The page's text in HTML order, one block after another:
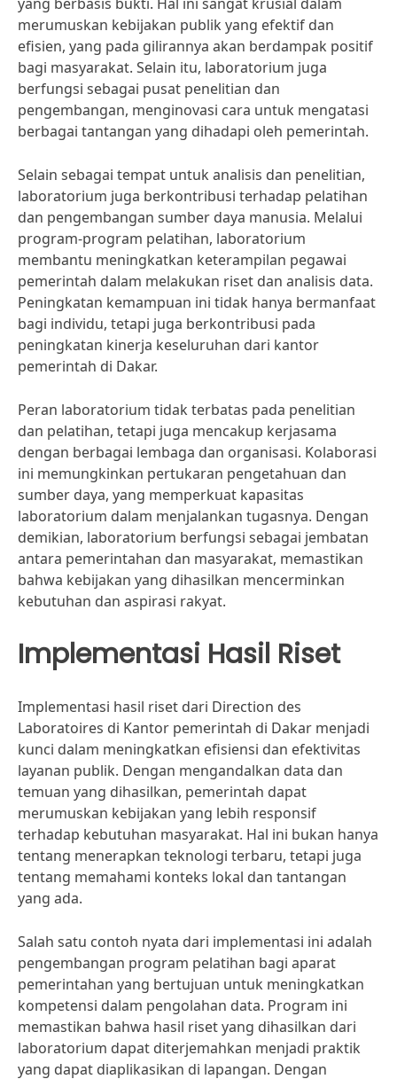
merumuskan kebijakan publik yang efektif dan
efisien, yang pada gilirannya akan berdampak positif
bagi masyarakat. Selain itu, laboratorium juga
berfungsi sebagai pusat penelitian dan
pengembangan, menginovasi cara untuk mengatasi
berbagai tantangan yang dihadapi oleh pemerintah.
Selain sebagai tempat untuk analisis dan penelitian,
laboratorium juga berkontribusi terhadap pelatihan
dan pengembangan sumber daya manusia. Melalui
program-program pelatihan, laboratorium
membantu meningkatkan keterampilan pegawai
pemerintah dalam melakukan riset dan analisis data.
Peningkatan kemampuan ini tidak hanya bermanfaat
bagi individu, tetapi juga berkontribusi pada
peningkatan kinerja keseluruhan dari kantor
pemerintah di Dakar.
Peran laboratorium tidak terbatas pada penelitian
dan pelatihan, tetapi juga mencakup kerjasama
dengan berbagai lembaga dan organisasi. Kolaborasi
ini memungkinkan pertukaran pengetahuan dan
sumber daya, yang memperkuat kapasitas
laboratorium dalam menjalankan tugasnya. Dengan
demikian, laboratorium berfungsi sebagai jembatan
antara pemerintahan dan masyarakat, memastikan
bahwa kebijakan yang dihasilkan mencerminkan
kebutuhan dan aspirasi rakyat.
Implementasi Hasil Riset
Implementasi hasil riset dari Direction des
Laboratoires di Kantor pemerintah di Dakar menjadi
kunci dalam meningkatkan efisiensi dan efektivitas
layanan publik. Dengan mengandalkan data dan
temuan yang dihasilkan, pemerintah dapat
merumuskan kebijakan yang lebih responsif
terhadap kebutuhan masyarakat. Hal ini bukan hanya
tentang menerapkan teknologi terbaru, tetapi juga
tentang memahami konteks lokal dan tantangan
yang ada.
Salah satu contoh nyata dari implementasi ini adalah
pengembangan program pelatihan bagi aparat
pemerintahan yang bertujuan untuk meningkatkan
kompetensi dalam pengolahan data. Program ini
memastikan bahwa hasil riset yang dihasilkan dari
laboratorium dapat diterjemahkan menjadi praktik
yang dapat diaplikasikan di lapangan. Dengan